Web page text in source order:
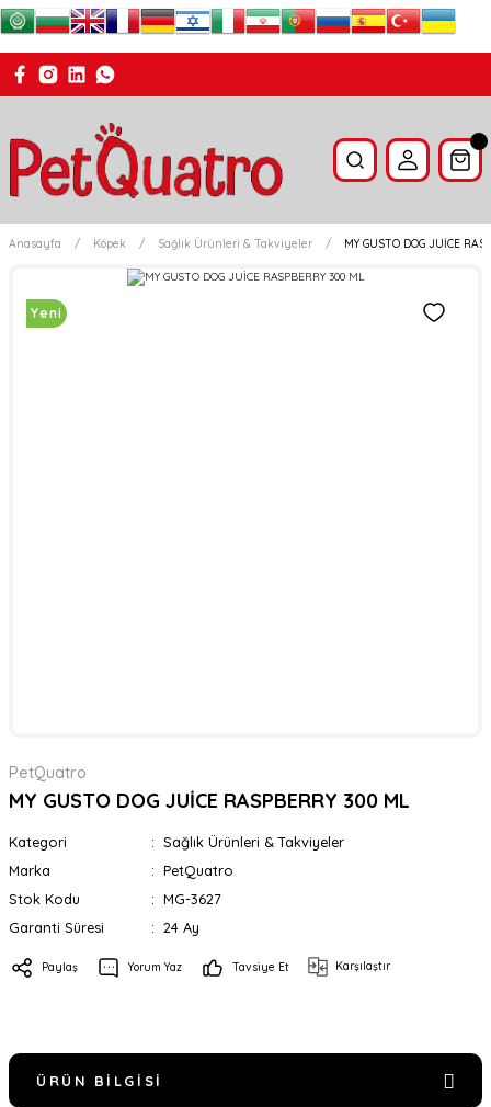
Anasayfa Köpek Sağlık Ürünleri & Takviyeler MY GUSTO DOG JUİCE
Yeni
PetQuatro
MY GUSTO DOG JUİCE RASPBERRY 300 ML
Kategori
Sağlık Ürünleri & Takviyeler
Marka
PetQuatro
Stok Kodu
MG-3627
Garanti Süresi
24 Ay
Paylaş Yorum Yaz Tavsiye Et Karşılaştır
ÜRÜN BILGISI